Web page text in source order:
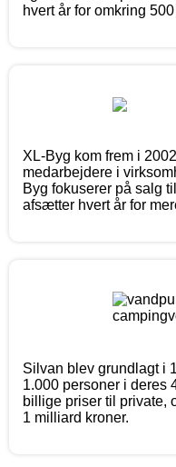
hvert år for omkring
XL-Byg kom frem i
medarbejdere i
Byg fokuserer på salg
afsætter hvert år for
Silvan blev grundlagt i
1.000 personer i deres
billige priser til private,
1 milliard kroner.